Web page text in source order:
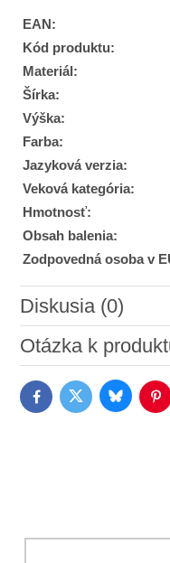
EAN:
Kód produktu:
Materiál:
Šírka:
Výška:
Farba:
Jazyková verzia:
Veková kategória:
Hmotnosť:
Obsah balenia:
Zodpovedná osoba v
Diskusia (0)
Nový komentár
Oboznámil som sa s
Otázka k
FacebookTwitter Bluesky